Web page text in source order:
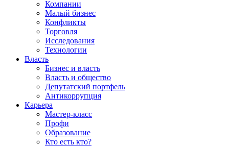
Компании
Малый бизнес
Конфликты
Торговля
Исследования
Технологии
Власть
Бизнес и власть
Власть и общество
Депутатский портфель
Антикоррупция
Карьера
Мастер-класс
Профи
Образование
Кто есть кто?